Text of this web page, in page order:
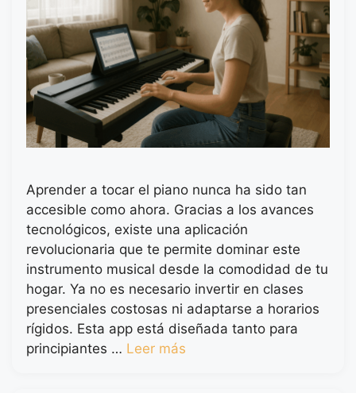
Aprender a tocar el piano nunca ha sido tan
accesible como ahora. Gracias a los avances
tecnológicos, existe una aplicación
revolucionaria que te permite dominar este
instrumento musical desde la comodidad de tu
hogar. Ya no es necesario invertir en clases
presenciales costosas ni adaptarse a horarios
rígidos. Esta app está diseñada tanto para
principiantes … Leer más